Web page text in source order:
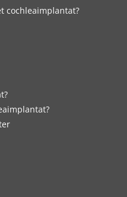
cochleaimplantat?